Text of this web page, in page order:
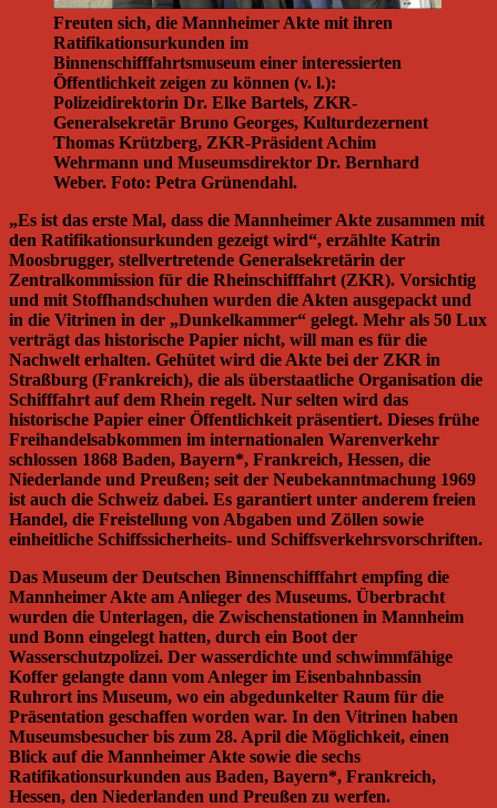
Freuten sich, die Mannheimer Akte mit ihren
Ratifikationsurkunden im
Binnenschifffahrtsmuseum einer interessierten
Öffentlichkeit zeigen zu können (v. l.):
Polizeidirektorin Dr. Elke Bartels, ZKR-
Generalsekretär Bruno Georges, Kulturdezernent
Thomas Krützberg, ZKR-Präsident Achim
Wehrmann und Museumsdirektor Dr. Bernhard
Weber. Foto: Petra Grünendahl.
„Es ist das erste Mal, dass die Mannheimer Akte zusammen mit
den Ratifikationsurkunden gezeigt wird“, erzählte Katrin
Moosbrugger, stellvertretende Generalsekretärin der
Zentralkommission für die Rheinschifffahrt (ZKR). Vorsichtig
und mit Stoffhandschuhen wurden die Akten ausgepackt und
in die Vitrinen in der „Dunkelkammer“ gelegt. Mehr als 50 Lux
verträgt das historische Papier nicht, will man es für die
Nachwelt erhalten. Gehütet wird die Akte bei der ZKR in
Straßburg (Frankreich), die als überstaatliche Organisation die
Schifffahrt auf dem Rhein regelt. Nur selten wird das
historische Papier einer Öffentlichkeit präsentiert. Dieses frühe
Freihandelsabkommen im internationalen Warenverkehr
schlossen 1868 Baden, Bayern*, Frankreich, Hessen, die
Niederlande und Preußen; seit der Neubekanntmachung 1969
ist auch die Schweiz dabei. Es garantiert unter anderem freien
Handel, die Freistellung von Abgaben und Zöllen sowie
einheitliche Schiffssicherheits- und Schiffsverkehrsvorschriften.
Das Museum der Deutschen Binnenschifffahrt empfing die
Mannheimer Akte am Anlieger des Museums. Überbracht
wurden die Unterlagen, die Zwischenstationen in Mannheim
und Bonn eingelegt hatten, durch ein Boot der
Wasserschutzpolizei. Der wasserdichte und schwimmfähige
Koffer gelangte dann vom Anleger im Eisenbahnbassin
Ruhrort ins Museum, wo ein abgedunkelter Raum für die
Präsentation geschaffen worden war. In den Vitrinen haben
Museumsbesucher bis zum 28. April die Möglichkeit, einen
Blick auf die Mannheimer Akte sowie die sechs
Ratifikationsurkunden aus Baden, Bayern*, Frankreich,
Hessen, den Niederlanden und Preußen zu werfen.